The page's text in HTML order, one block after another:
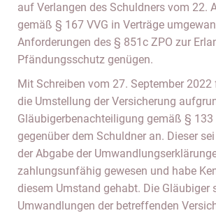
auf Verlangen des Schuldners vom 22.
gemäß § 167 VVG in Verträge
Anforderungen des § 851c ZPO zur
Pfändungsschutz genügen.
Mit Schreiben vom 27. September
die Umstellung der Versicherung
Gläubigerbenachteiligung gemäß § 133
gegenüber dem Schuldner an. Dieser
der Abgabe der
zahlungsunfähig gewesen und habe
diesem Umstand gehabt. Die Gläubiger
Umwandlungen der betreffenden